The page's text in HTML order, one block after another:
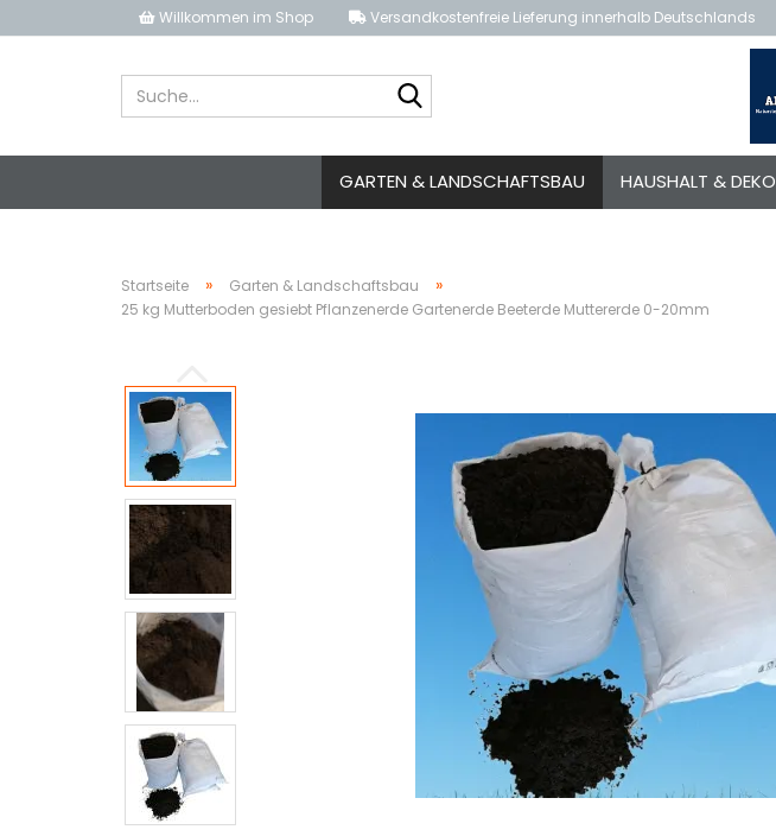
Willkommen im Shop Versandkostenfreie Lieferung innerhalb Deutschlands
GARTEN & LANDSCHAFTSBAU HAUSHALT & DEKO
Startseite » Garten & Landschaftsbau »
25 kg Mutterboden gesiebt Pflanzenerde Gartenerde Beeterde Muttererde 0-20mm